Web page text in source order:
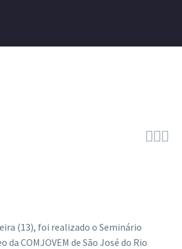

(13), foi realizado o Seminário
COMJOVEM de São José do Rio